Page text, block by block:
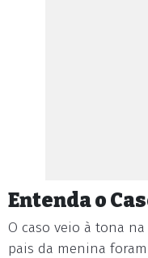
Entenda o
O caso veio à tona
pais da menina